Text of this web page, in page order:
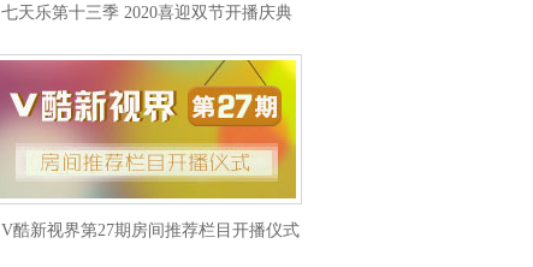
七天乐第十三季 2020喜迎双节开播庆典
V酷新视界第27期房间推荐栏目开播仪式